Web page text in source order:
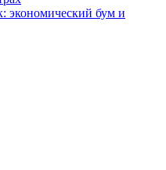
экономический бум и